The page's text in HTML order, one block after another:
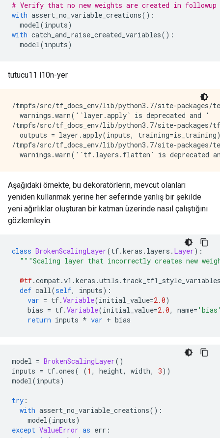
# Verify that no new weights are created in
with assert_no_variable_creations():
model(inputs)
with catch_and_raise_created_variables():
model(inputs)
tutucu11 l10n-yer
/tmpfs/src/tf_docs_env/lib/python3.7/site-packages/
  warnings.warn('`layer.apply` is deprecated and '
/tmpfs/src/tf_docs_env/lib/python3.7/site-
outputs = layer.apply(inputs,
/tmpfs/src/tf_docs_env/lib/python3.7/site-
Aşağıdaki örnekte, bu dekoratörlerin, mevcut olanları
yeniden kullanmak yerine her seferinde yanlış bir şekilde
yeni ağırlıklar oluşturan bir katman üzerinde nasıl çalıştığını
gözlemleyin.
class BrokenScalingLayer(tf.keras . layers . Layer):
"""Scaling layer that incorrectly creates new
@tf.compat.v1 .keras .utils .
def call(self, inputs):
var = tf.Variable(initial_value=2.0)
bias = tf.Variable(initial_value=2.0, name=
return inputs * var + bias
model = BrokenScalingLayer()
inputs = tf.ones( (1 , height, width, 3))
model(inputs)
try :
with assert_no_variable_creations():
model(inputs)
except ValueError as err :